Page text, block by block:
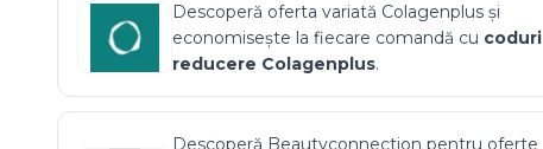
Descoperă oferta variată Colagenplus și
economisește la fiecare comandă cu coduri
reducere Colagenplus.
Descoperă Beautyconnection pentru oferte